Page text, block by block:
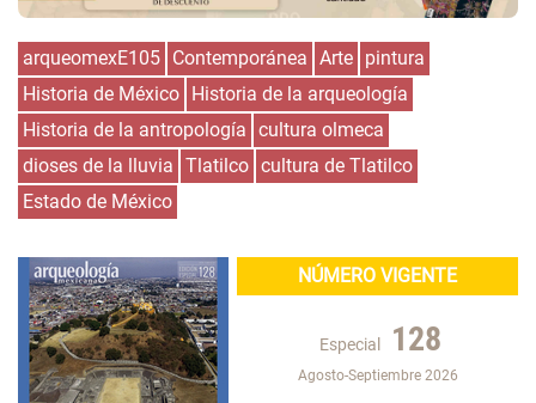
arqueomexE105 Contemporánea Arte pintura
Historia de México Historia de la arqueología
Historia de la antropología cultura olmeca
dioses de la lluvia Tlatilco cultura de Tlatilco
Estado de México
NÚMERO VIGENTE
Especial 128
Agosto-Septiembre 2026